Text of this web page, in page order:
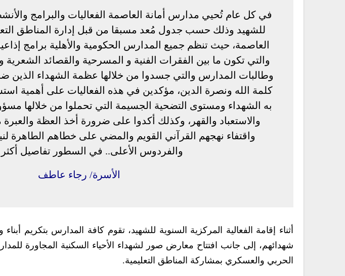
في كل عام تُحيي مدارس أمانة العاصمة الفعاليات والبرامج
للشهيد وذلك حسب جدول مُعد مسبقا من قبل إدارة المناطق
العاصمة، حيث تنظم جميع المدارس الحكومية والأهلية برامج
والتي تكون ما بين الفقرات الفنية و المسرحية والقصائد الشعرية
وطالبات المدارس والتي جسدوا من خلالها عظمة الشهداء الذين
كلمة الله ونصرة الدين، مؤكدين في هذه الفعاليات على أهمية
به الشهداء ومستوى التضحية الجسيمة التي تحملوا من خلالها
والاستعباد والقهر، وكذلك أكدوا على ضرورة أخذ العظة
واقتفاء نهجهم القرآني القويم والمضي على خطاهم الطاهرة
والفردوس الأعلى.. في السطور تفاصيل أكثر
الأسرة/ رجاء عاطف
أثناء إقامة الفعالية المركزية السنوية للشهيد، تقوم كافة المدارس بتكريم
شهدائهم، إلى جانب افتتاح معارض صور لشهداء الأحياء السكنية المجاورة
الحربي والعسكري بمشاركة المناطق التعليمية.